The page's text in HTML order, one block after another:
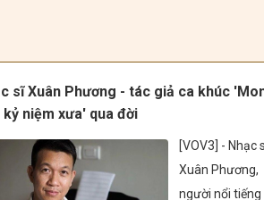
gửi tới quý vị
ca khúc chân
thành, ý nghĩa,
sĩ Xuân Phương - tác giả ca khúc
niệm xưa' qua đời
[VOV3] - Nhạc
Xuân Phương,
người nổi tiếng